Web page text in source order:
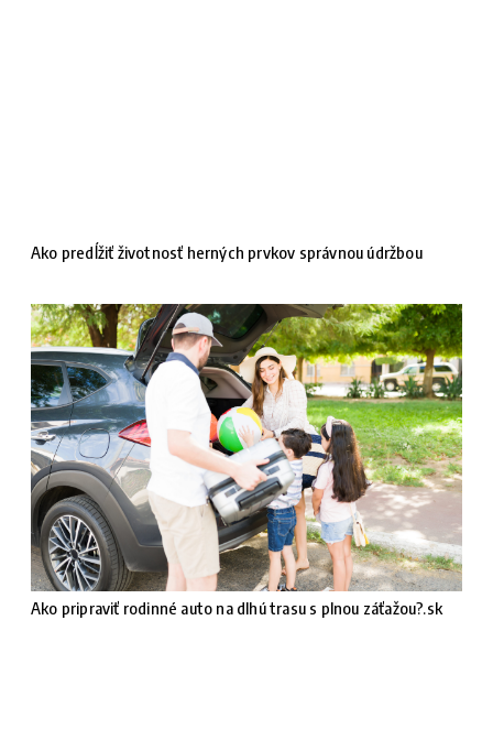
Ako predĺžiť životnosť herných prvkov správnou údržbou
Ako pripraviť rodinné auto na dlhú trasu s plnou záťažou?.sk